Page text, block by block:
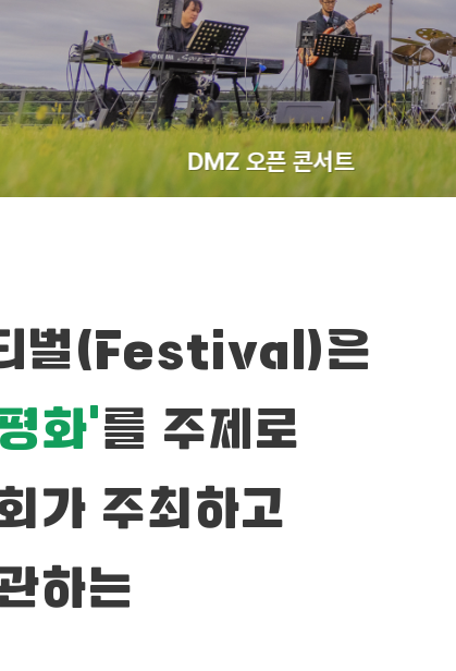
페스티벌
DMZ 오픈 콘서트
벌(Festival)은
화’를 주제로
가 주최하고
하는